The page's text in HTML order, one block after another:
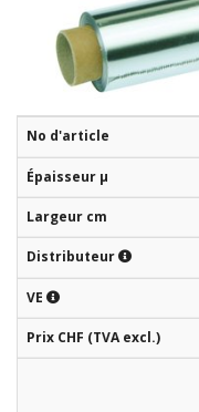
Catalogue
Matières
premières
Convenience
Technnologie
d'utilisation
No d'article
Épaisseur µ
Largeur cm
Distributeur
VE
Prix CHF (TVA excl.)